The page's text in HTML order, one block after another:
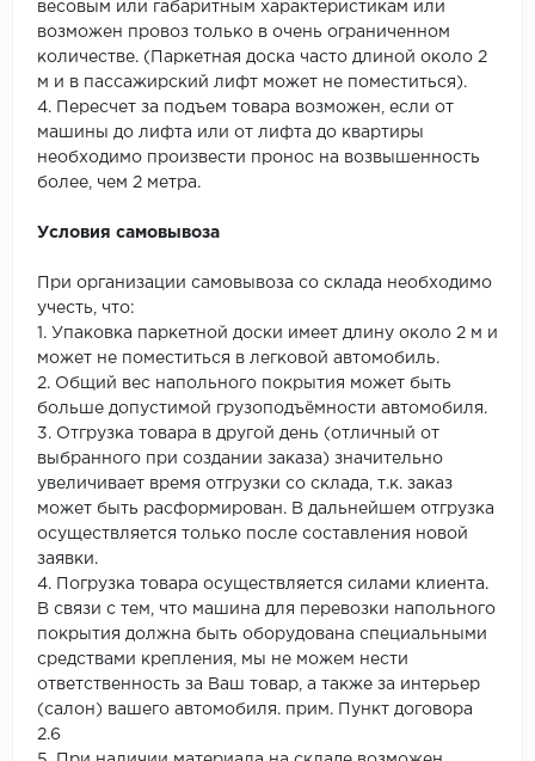
весовым или габаритным характеристикам или
возможен провоз только в очень ограниченном
количестве. (Паркетная доска часто длиной около 2
м и в пассажирский лифт может не поместиться).
4. Пересчет за подъем товара возможен, если от
машины до лифта или от лифта до квартиры
необходимо произвести пронос на возвышенность
более, чем 2 метра.
Условия самовывоза
При организации самовывоза со склада необходимо
учесть, что:
1. Упаковка паркетной доски имеет длину около 2 м и
может не поместиться в легковой автомобиль.
2. Общий вес напольного покрытия может быть
больше допустимой грузоподъёмности автомобиля.
3. Отгрузка товара в другой день (отличный от
выбранного при создании заказа) значительно
увеличивает время отгрузки со склада, т.к. заказ
может быть расформирован. В дальнейшем отгрузка
осуществляется только после составления новой
заявки.
4. Погрузка товара осуществляется силами клиента.
В связи с тем, что машина для перевозки напольного
покрытия должна быть оборудована специальными
средствами крепления, мы не можем нести
ответственность за Ваш товар, а также за интерьер
(салон) вашего автомобиля. прим. Пункт договора
2.6